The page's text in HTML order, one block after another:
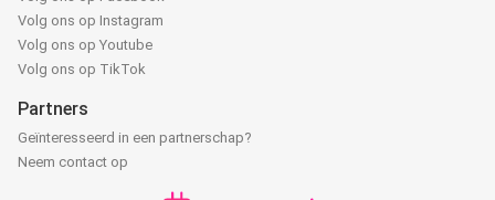
Volg ons op Instagram
Volg ons op Youtube
Volg ons op TikTok
Partners
Geïnteresseerd in een partnerschap?
Neem contact op